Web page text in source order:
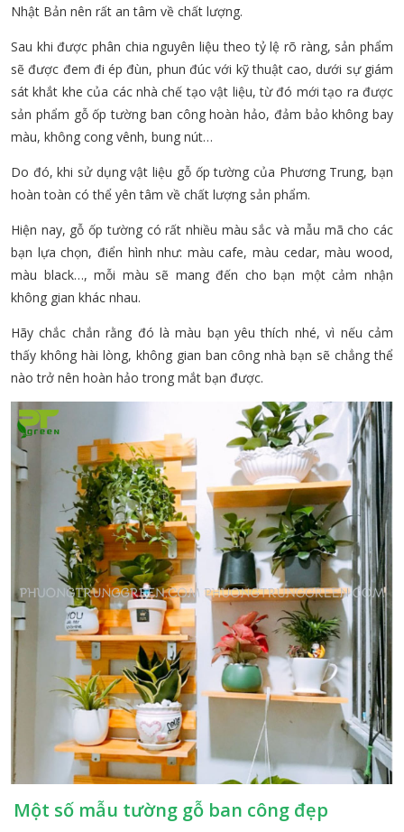
Nhật Bản nên rất an tâm về chất lượng.
Sau khi được phân chia nguyên liệu theo tỷ lệ rõ ràng, sản phẩm
sẽ được đem đi ép đùn, phun đúc với kỹ thuật cao, dưới sự giám
sát khắt khe của các nhà chế tạo vật liệu, từ đó mới tạo ra được
sản phẩm gỗ ốp tường ban công hoàn hảo, đảm bảo không bay
màu, không cong vênh, bung nút…
Do đó, khi sử dụng vật liệu gỗ ốp tường của Phương Trung, bạn
hoàn toàn có thể yên tâm về chất lượng sản phẩm.
Hiện nay, gỗ ốp tường có rất nhiều màu sắc và mẫu mã cho các
bạn lựa chọn, điển hình như: màu cafe, màu cedar, màu wood,
màu black…, mỗi màu sẽ mang đến cho bạn một cảm nhận
không gian khác nhau.
Hãy chắc chắn rằng đó là màu bạn yêu thích nhé, vì nếu cảm
thấy không hài lòng, không gian ban công nhà bạn sẽ chẳng thể
nào trở nên hoàn hảo trong mắt bạn được.
Một số mẫu tường gỗ ban công đẹp